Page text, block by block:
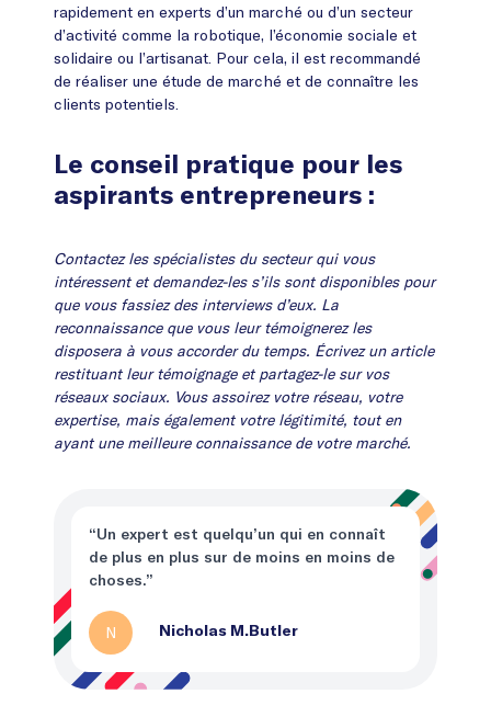
rapidement en experts d’un marché ou d’un secteur
d’activité comme la robotique, l’économie sociale et
solidaire ou l’artisanat. Pour cela, il est recommandé
de réaliser une étude de marché et de connaître les
clients potentiels.
Le conseil pratique pour les
aspirants entrepreneurs :
Contactez les spécialistes du secteur qui vous
intéressent et demandez-les s’ils sont disponibles pour
que vous fassiez des interviews d’eux. La
reconnaissance que vous leur témoignerez les
disposera à vous accorder du temps. Écrivez un article
restituant leur témoignage et partagez-le sur vos
réseaux sociaux. Vous assoirez votre réseau, votre
expertise, mais également votre légitimité, tout en
ayant une meilleure connaissance de votre marché.
“Un expert est quelqu’un qui en connaît
de plus en plus sur de moins en moins de
choses.”
N Nicholas M.Butler